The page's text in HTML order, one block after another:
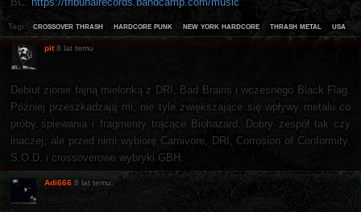
Tagi: crossover thrash hardcore punk new york hardcore thrash metal usa
pit 8 lat temu
Debiut zionie fajną mielonką z DRI, Bad Brains i wczesnego Black Flag.
Później przeszkadzają mi, nie tyle zwiększające się wpływy metalu co
próby śpiewania i fragmenty trącące Biohazard. Dobry zespół tak czy
inaczej, ale przed nimi wybiorę Carnivore, DRI, Corrosion of Conformity,
S.O.D. i crossoverowe wybryki GBH.
Adi666 8 lat temu